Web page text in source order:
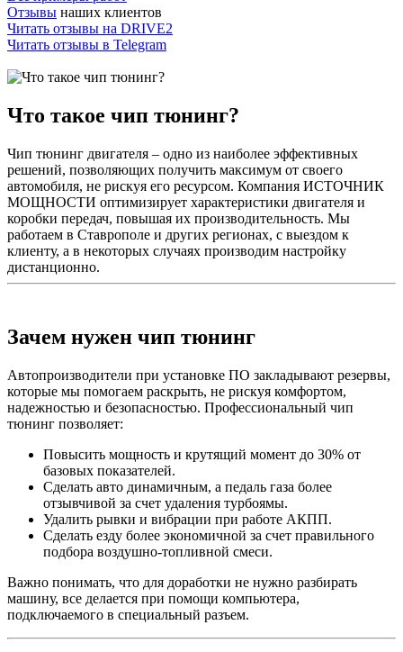
Отзывы наших клиентов
Читать отзывы на DRIVE2
Читать отзывы в Telegram
Что такое чип тюнинг?
Чип тюнинг двигателя – одно из наиболее эффективных
решений, позволяющих получить максимум от своего
автомобиля, не рискуя его ресурсом. Компания ИСТОЧНИК
МОЩНОСТИ оптимизирует характеристики двигателя и
коробки передач, повышая их производительность. Мы
работаем в Ставрополе и других регионах, с выездом к
клиенту, а в некоторых случаях производим настройку
дистанционно.
Зачем нужен чип тюнинг
Автопроизводители при установке ПО закладывают резервы,
которые мы помогаем раскрыть, не рискуя комфортом,
надежностью и безопасностью. Профессиональный чип
тюнинг позволяет:
Повысить мощность и крутящий момент до 30% от
базовых показателей.
Сделать авто динамичным, а педаль газа более
отзывчивой за счет удаления турбоямы.
Удалить рывки и вибрации при работе АКПП.
Сделать езду более экономичной за счет правильного
подбора воздушно-топливной смеси.
Важно понимать, что для доработки не нужно разбирать
машину, все делается при помощи компьютера,
подключаемого в специальный разъем.